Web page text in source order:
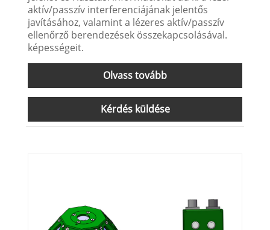
aktív/passzív interferenciájának jelentős
javításához, valamint a lézeres aktív/passzív
ellenőrző berendezések összekapcsolásával.
képességeit.
Olvass tovább
Kérdés küldése